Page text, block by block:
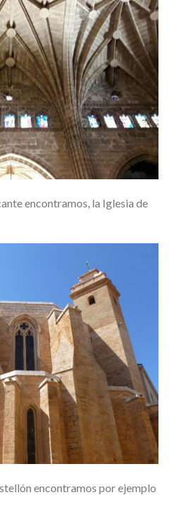
encontramos, la Iglesia de
encontramos por ejemplo